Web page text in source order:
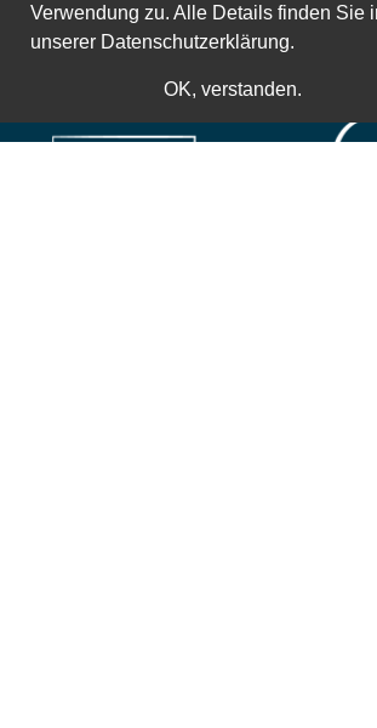
Verwendung zu. Alle Details finden Sie
unserer Datenschutzerklärung.
OK, verstanden.